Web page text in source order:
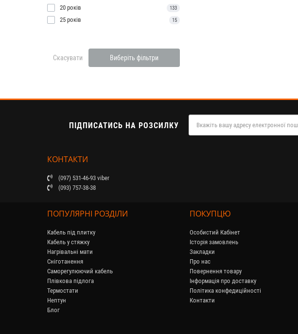
20 років 133
25 років 15
Скасувати Виберіть фільтри
ПІДПИСАТИСЬ НА РОЗСИЛКУ
КОНТАКТИ
(097) 531-46-93 viber
(093) 757-38-38
ПОПУЛЯРНІ РОЗДІЛИ
Кабель під плитку
Кабель у стяжку
Нагрівальні мати
Сніготанення
Саморегулюючий кабель
Плівкова підлога
Термостати
Нептун
Блог
ПОКУПЦЮ
Особистий Кабінет
Історія замовлень
Закладки
Про нас
Повернення товару
Інформація про доставку
Політика конфедиційності
Контакти